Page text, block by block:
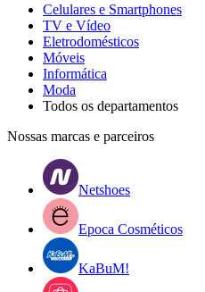
Celulares e Smartphones
TV e Vídeo
Eletrodomésticos
Móveis
Informática
Moda
Todos os departamentos
Nossas marcas e parceiros
Netshoes
Epoca Cosméticos
KaBuM!